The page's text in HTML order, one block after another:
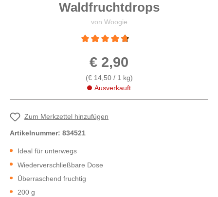
Waldfruchtdrops
von Woogie
€ 2,90
(€ 14,50 / 1 kg)
Ausverkauft
Zum Merkzettel hinzufügen
Artikelnummer: 834521
Ideal für unterwegs
Wiederverschließbare Dose
Überraschend fruchtig
200 g